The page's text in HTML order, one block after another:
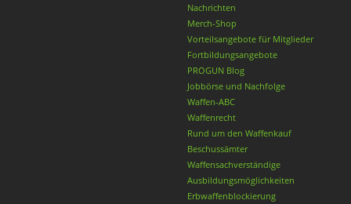
Nachrichten
Merch-Shop
Vorteilsangebote für Mitglieder
Fortbildungsangebote
PROGUN Blog
Jobbörse und Nachfolge
Waffen-ABC
Waffenrecht
Rund um den Waffenkauf
Beschussämter
Waffensachverständige
Ausbildungsmöglichkeiten
Erbwaffenblockierung